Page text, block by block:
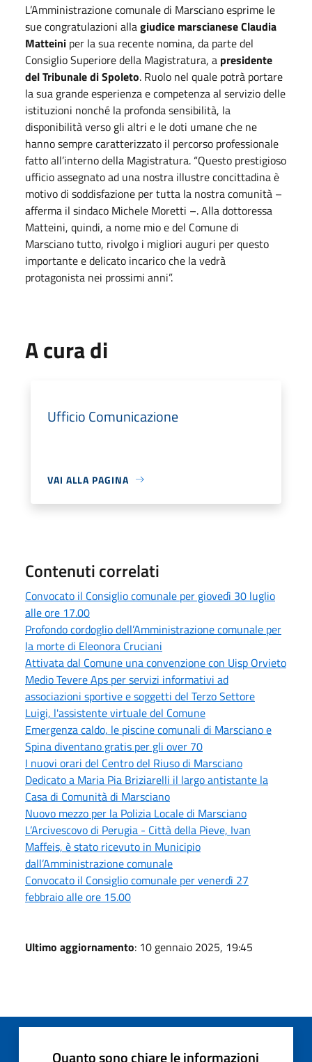
L’Amministrazione comunale di Marsciano esprime le
sue congratulazioni allagiudice marscianese Claudia
Matteini per la sua recente nomina, da parte del
Consiglio Superiore della Magistratura, a presidente
del Tribunale di Spoleto. Ruolo nel quale potrà portare
la sua grande esperienza e competenza al servizio delle
istituzioni nonché la profonda sensibilità, la
disponibilità verso gli altri e le doti umane che ne
hanno sempre caratterizzato il percorso professionale
fatto all’interno della Magistratura. “Questo prestigioso
ufficio assegnato ad una nostra illustre concittadina è
motivo di soddisfazione per tutta la nostra comunità –
afferma il sindaco Michele Moretti –. Alla dottoressa
Matteini, quindi, a nome mio e del Comune di
Marsciano tutto, rivolgo i migliori auguri per questo
importante e delicato incarico che la vedrà
protagonista nei prossimi anni”.
A cura di
Ufficio Comunicazione
VAI ALLA PAGINA
Contenuti correlati
Convocato il Consiglio comunale per giovedì 30 luglio
alle ore 17.00
Profondo cordoglio dell’Amministrazione comunale per
la morte di Eleonora Cruciani
Attivata dal Comune una convenzione con Uisp Orvieto
Medio Tevere Aps per servizi informativi ad
associazioni sportive e soggetti del Terzo Settore
Luigi, l'assistente virtuale del Comune
Emergenza caldo, le piscine comunali di Marsciano e
Spina diventano gratis per gli over 70
I nuovi orari del Centro del Riuso di Marsciano
Dedicato a Maria Pia Briziarelli il largo antistante la
Casa di Comunità di Marsciano
Nuovo mezzo per la Polizia Locale di Marsciano
L’Arcivescovo di Perugia - Città della Pieve, Ivan
Maffeis, è stato ricevuto in Municipio
dall’Amministrazione comunale
Convocato il Consiglio comunale per venerdì 27
febbraio alle ore 15.00
Ultimo aggiornamento: 10 gennaio 2025, 19:45
Quanto sono chiare le informazioni